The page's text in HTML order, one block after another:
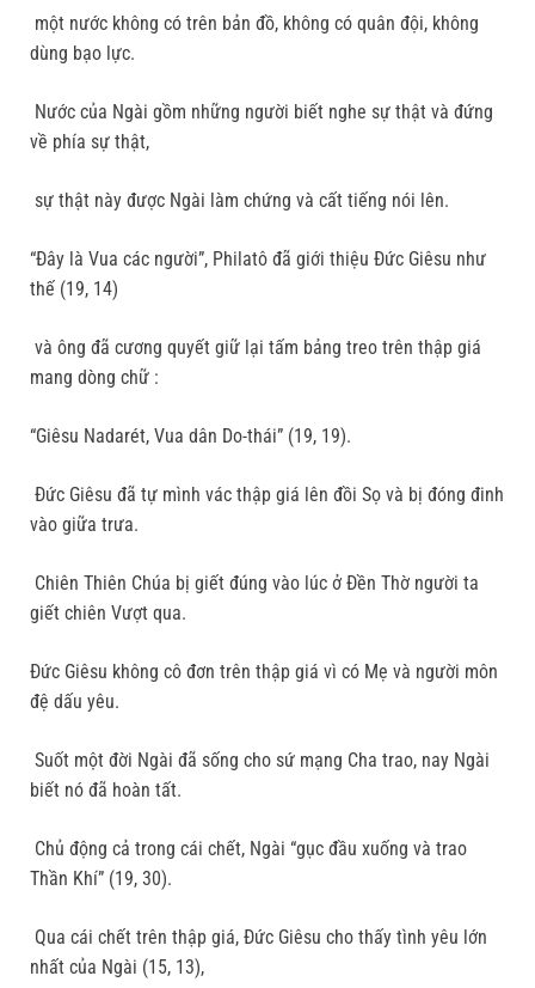
một nước không có trên bản đồ, không có quân đội, không
dùng bạo lực.
Nước của Ngài gồm những người biết nghe sự thật và đứng
về phía sự thật,
sự thật này được Ngài làm chứng và cất tiếng nói lên.
“Đây là Vua các người”, Philatô đã giới thiệu Đức Giêsu như
thế (19, 14)
và ông đã cương quyết giữ lại tấm bảng treo trên thập giá
mang dòng chữ :
“Giêsu Nadarét, Vua dân Do-thái” (19, 19).
Đức Giêsu đã tự mình vác thập giá lên đồi Sọ và bị đóng đinh
vào giữa trưa.
Chiên Thiên Chúa bị giết đúng vào lúc ở Đền Thờ người ta
giết chiên Vượt qua.
Đức Giêsu không cô đơn trên thập giá vì có Mẹ và người môn
đệ dấu yêu.
Suốt một đời Ngài đã sống cho sứ mạng Cha trao, nay Ngài
biết nó đã hoàn tất.
Chủ động cả trong cái chết, Ngài “gục đầu xuống và trao
Thần Khí” (19, 30).
Qua cái chết trên thập giá, Đức Giêsu cho thấy tình yêu lớn
nhất của Ngài (15, 13),